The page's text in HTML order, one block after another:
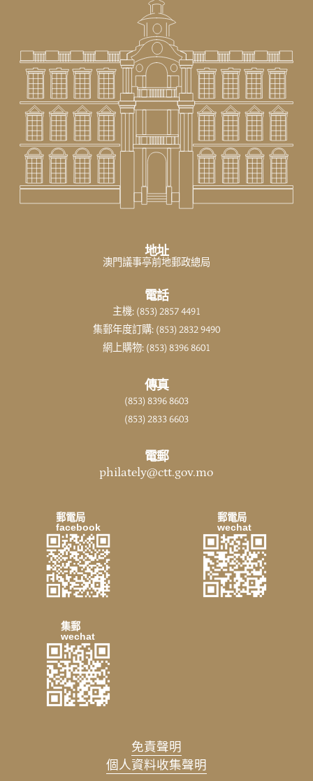
免責聲明
個人資料收集聲明
郵電局
facebook
郵電局
wechat
集郵
wechat
地址
澳門議事亭前地郵政總局
電話
主機: (853) 2857 4491
集郵年度訂購: (853) 2832 9490
網上購物: (853) 8396 8601
傳真
(853) 8396 8603
(853) 2833 6603
電郵
philately@ctt.gov.mo